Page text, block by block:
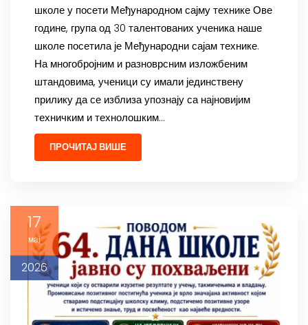
школе у посети Међународном сајму технике Ове
године, група од 30 талентованих ученика наше
школе посетила је Међународни сајам технике.
На многобројним и разноврсним изложбеним
штандовима, ученици су имали јединствену
прилику да се изблиза упознају са најновијим
техничким и технолошким…
ПРОЧИТАЈ ВИШЕ
17
мај
2026